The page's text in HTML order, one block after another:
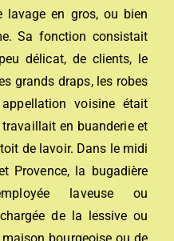
lavage en gros, ou bien
Sa fonction consistait
délicat, de clients, le
grands draps, les robes
voisine était
travaillait en buanderie et
de lavoir. Dans le midi
Provence, la bugadière
laveuse ou
de la lessive ou